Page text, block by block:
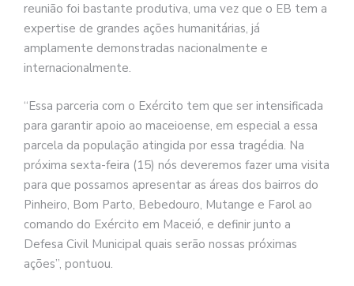
reunião foi bastante produtiva, uma vez que o EB tem a
expertise de grandes ações humanitárias, já
amplamente demonstradas nacionalmente e
internacionalmente.
“Essa parceria com o Exército tem que ser intensificada
para garantir apoio ao maceioense, em especial a essa
parcela da população atingida por essa tragédia. Na
próxima sexta-feira (15) nós deveremos fazer uma visita
para que possamos apresentar as áreas dos bairros do
Pinheiro, Bom Parto, Bebedouro, Mutange e Farol ao
comando do Exército em Maceió, e definir junto a
Defesa Civil Municipal quais serão nossas próximas
ações”, pontuou.